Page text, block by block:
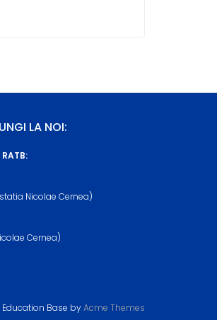
LA NOI:
Nicolae Cernea)
Cernea)
Education Base byAcme Themes